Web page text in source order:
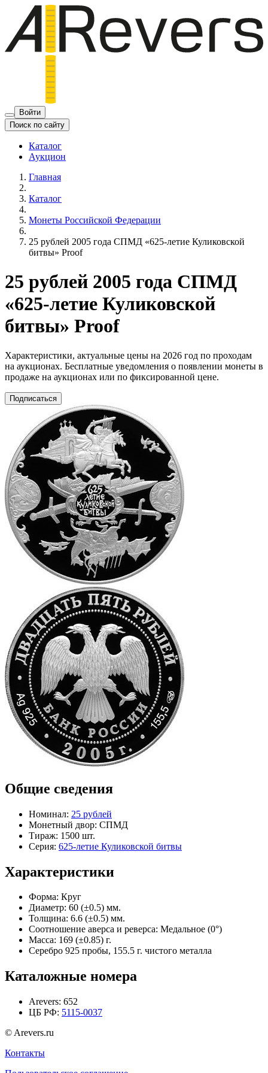
Войти
Поиск по сайту
Каталог
Аукцион
Главная
Каталог
Монеты Российской Федерации
25 рублей 2005 года СПМД «625-летие Куликовской
битвы» Proof
25 рублей 2005 года СПМД
«625-летие Куликовской
битвы» Proof
Характеристики, актуальные цены на 2026 год по проходам
на аукционах. Бесплатные уведомления о появлении монеты в
продаже на аукционах или по фиксированной цене.
Подписаться
Общие сведения
Номинал: 25 рублей
Монетный двор: СПМД
Тираж: 1500 шт.
Серия: 625-летие Куликовской битвы
Характеристики
Форма: Круг
Диаметр: 60 (±0.5) мм.
Толщина: 6.6 (±0.5) мм.
Соотношение аверса и реверса: Медальное (0°)
Масса: 169 (±0.85) г.
Серебро 925 пробы, 155.5 г. чистого металла
Каталожные номера
Arevers: 652
ЦБ РФ: 5115-0037
© Arevers.ru
Контакты